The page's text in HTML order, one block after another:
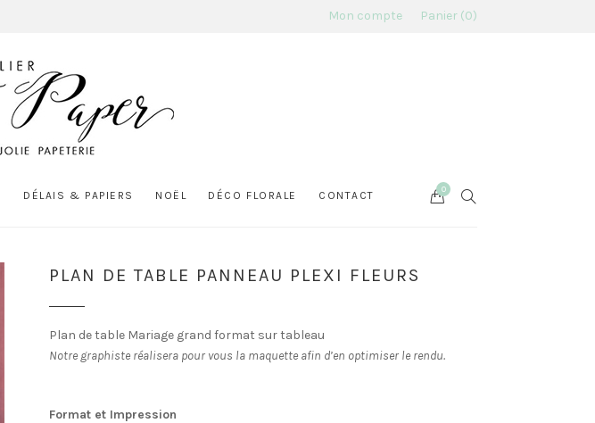
Mon compte Panier 0
DÉLAIS & PAPIERS NOËL DÉCO FLORALE CONTACT SEARCH
Cart
0
PLAN DE TABLE PANNEAU PLEXI FLEURS
Plan de table Mariage grand format sur tableau
Notre graphiste réalisera pour vous la maquette afin d’en optimiser le rendu.
Format et Impression